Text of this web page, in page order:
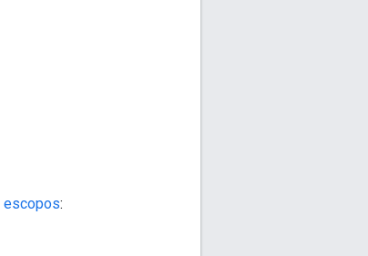
escopos: